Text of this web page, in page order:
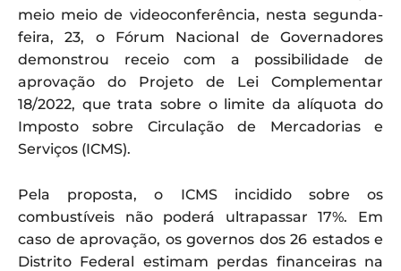
meio meio de videoconferência, nesta segunda-
feira, 23, o Fórum Nacional de Governadores
demonstrou receio com a possibilidade de
aprovação do Projeto de Lei Complementar
18/2022, que trata sobre o limite da alíquota do
Imposto sobre Circulação de Mercadorias e
Serviços (ICMS).
Pela proposta, o ICMS incidido sobre os
combustíveis não poderá ultrapassar 17%. Em
caso de aprovação, os governos dos 26 estados e
Distrito Federal estimam perdas financeiras na